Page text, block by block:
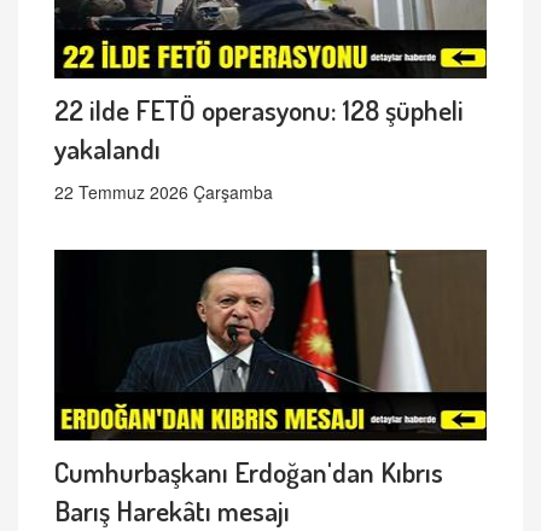
22 ilde FETÖ operasyonu: 128 şüpheli
yakalandı
22 Temmuz 2026 Çarşamba
Cumhurbaşkanı Erdoğan'dan Kıbrıs
Barış Harekâtı mesajı